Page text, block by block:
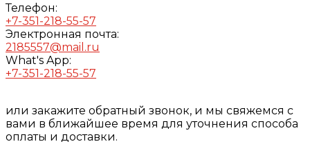
Телефон:
+7-351-218-55-57
Электронная почта:
2185557@mail.ru
What's App:
+7-351-218-55-57
или закажите обратный звонок, и мы свяжемся с
вами в ближайшее время для уточнения способа
оплаты и доставки.